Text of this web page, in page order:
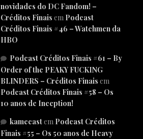
novidades do DC Fandom! –
Créditos Finais em Podcast
Créditos Finais #46 – Watchmen da
HBO
Podcast Créditos Finais #61 – By
Order of the PEAKY FUCKING
BLINDERS – Créditos Finais em
Podcast Créditos Finais #58 – Os
10 anos de Inception!
kamecastem Podcast Créditos
Finais #55 – Os 50 anos de Heavy